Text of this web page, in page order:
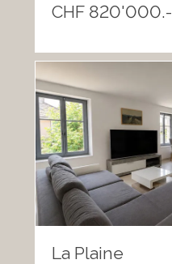
CHF 820'000.-
La Plaine